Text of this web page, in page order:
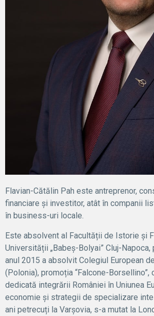
Flavian-Cătălin Pah este antreprenor,
financiare și investitor, atât în companii
în business-uri locale.
Este absolvent al Facultății de Istorie și
Universității „Babeș-Bolyai” Cluj-
anul 2015 a absolvit Colegiul European
(Polonia), promoția “Falcone-Borsellino”,
dedicată integrării României în Uniunea
economie și strategii de specializare
ani petrecuți la Varșovia, s-a mutat la